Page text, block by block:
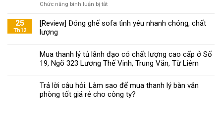
tiêu
chọn
phòng
đạt
Chức năng bình luận bị tắtở
Khoa
nội
thất
chất
lượng
25
Th12
[Review] Đóng ghế sofa tình yêu nhanh chóng, chất
lượng
Mua thanh lý tủ lãnh đạo có chất lượng cao cấp ở Số
19, Ngõ 323 Lương Thế Vinh, Trung Văn, Từ Liêm
Trả lời câu hỏi: Làm sao để mua thanh lý bàn văn
phòng tốt giá rẻ cho công ty?